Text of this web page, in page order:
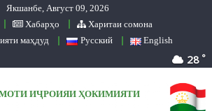
Якшанбе, Август 09, 2026
Хабарҳо
Харитаи сомона
маҳдуд
Русский English
28 °
ИҶРОИЯИ ҲОКИМИЯТИ